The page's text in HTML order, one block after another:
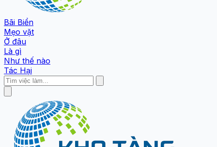
Bãi Biển
Mẹo vặt
Ở đâu
Là gì
Như thế nào
Tác Hại